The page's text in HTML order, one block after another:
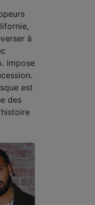
à
impose
est
des